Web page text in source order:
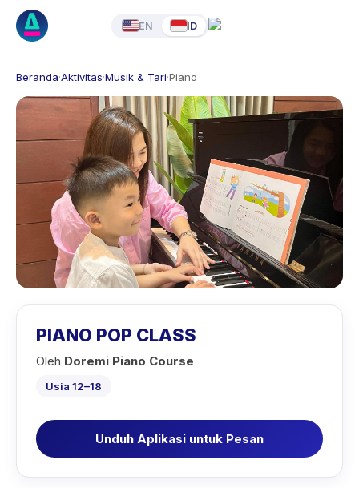
EN ID
Beranda·Aktivitas·Musik & Tari·Piano
PIANO POP CLASS
Oleh Doremi Piano Course
Usia 12–18
Unduh Aplikasi untuk Pesan